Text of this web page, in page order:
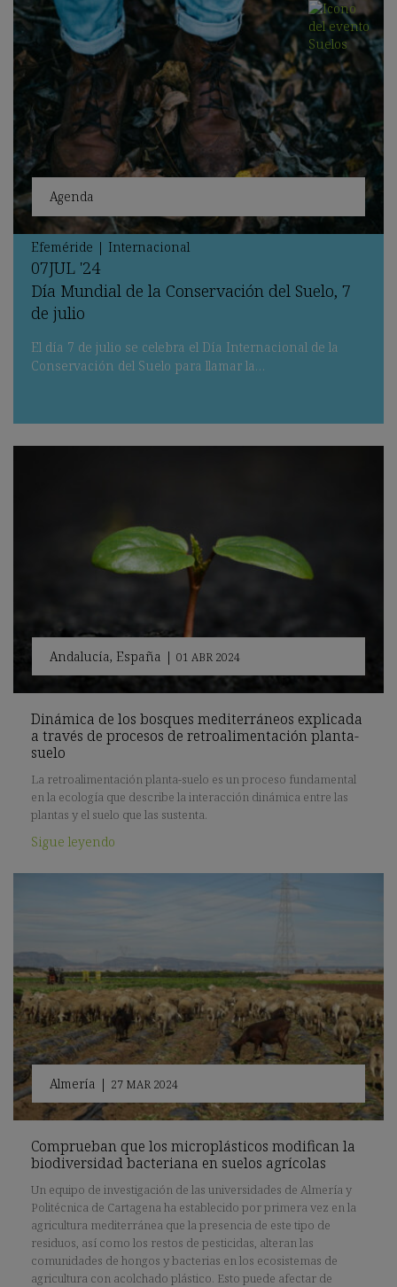
Agenda
Efeméride | Internacional
07JUL '24
Día Mundial de la Conservación del Suelo, 7
de julio
El día 7 de julio se celebra el Día Internacional de la
Conservación del Suelo para llamar la…
Andalucía, España | 01 ABR 2024
Dinámica de los bosques mediterráneos explicada
a través de procesos de retroalimentación planta-
suelo
La retroalimentación planta-suelo es un proceso fundamental
en la ecología que describe la interacción dinámica entre las
plantas y el suelo que las sustenta.
Sigue leyendo
Almería | 27 MAR 2024
Comprueban que los microplásticos modifican la
biodiversidad bacteriana en suelos agrícolas
Un equipo de investigación de las universidades de Almería y
Politécnica de Cartagena ha establecido por primera vez en la
agricultura mediterránea que la presencia de este tipo de
residuos, así como los restos de pesticidas, alteran las
comunidades de hongos y bacterias en los ecosistemas de
agricultura con acolchado plástico. Esto puede afectar de